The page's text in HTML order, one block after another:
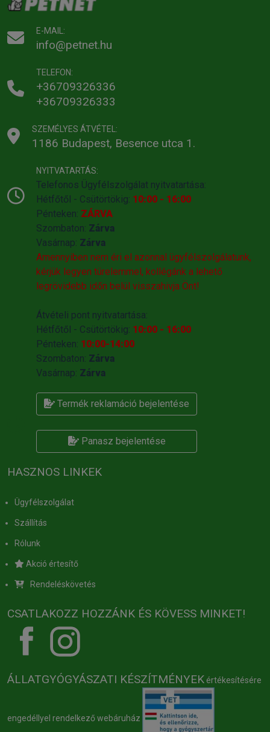
E-MAIL:
info@petnet.hu
TELEFON:
+36709326336
+36709326333
SZEMÉLYES ÁTVÉTEL:
1186 Budapest, Besence utca 1.
NYITVATARTÁS:
Telefonos Ügyfélszolgálat nyitvatartása:
Hétfőtől - Csütörtökig: 10:00 - 16:00
Pénteken: ZÁRVA
Szombaton: Zárva
Vasárnap: Zárva
Amennyiben nem éri el azonnal ügyfélszolgálatunk,
kérjük legyen türelemmel, kollégánk a lehető
legrövidebb időn belül visszahivja Önt!
Átvételi pont nyitvatartása:
Hétfőtől - Csütörtökig: 10:00 - 16:00
Pénteken: 10:00-14:00
Szombaton: Zárva
Vasárnap: Zárva
Termék reklamáció bejelentése
Panasz bejelentése
HASZNOS LINKEK
Ügyfélszolgálat
Szállítás
Rólunk
Akció értesítő
Rendeléskövetés
CSATLAKOZZ HOZZÁNK ÉS KÖVESS MINKET!
ÁLLATGYÓGYÁSZATI KÉSZÍTMÉNYEK értékesítésére
engedéllyel rendelkező webáruház